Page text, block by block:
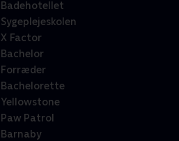
Badehotellet
Sygeplejeskolen
X Factor
Bachelor
Forræder
Bachelorette
Yellowstone
Paw Patrol
Barnaby